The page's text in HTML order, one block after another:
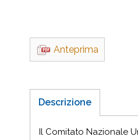
Anteprima
Descrizione
Il Comitato Nazionale